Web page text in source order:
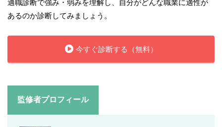
適職診断で強み・弱みを理解し、自分がどんな職業に適性が
あるのか診断してみましょう。
今すぐ診断する（無料）
監修者プロフィール